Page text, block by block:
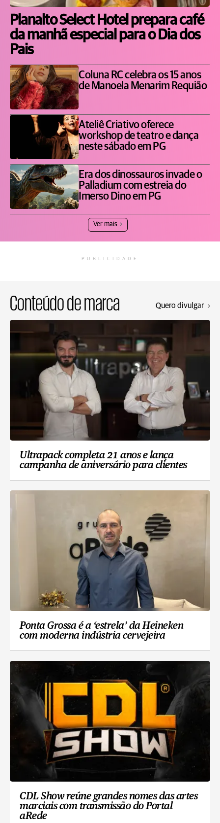
Planalto Select Hotel prepara café
da manhã especial para o Dia dos
Pais
Coluna RC celebra os 15 anos
de Manoela Menarim Requião
Ateliê Criativo oferece
workshop de teatro e dança
neste sábado em PG
Era dos dinossauros invade o
Palladium com estreia do
Imerso Dino em PG
Ver mais
PUBLICIDADE
Conteúdo de marca Quero divulgar
Ultrapack completa 21 anos e lança
campanha de aniversário para clientes
Ponta Grossa é a ‘estrela’ da Heineken
com moderna indústria cervejeira
CDL Show reúne grandes nomes das artes
marciais com transmissão do Portal
aRede